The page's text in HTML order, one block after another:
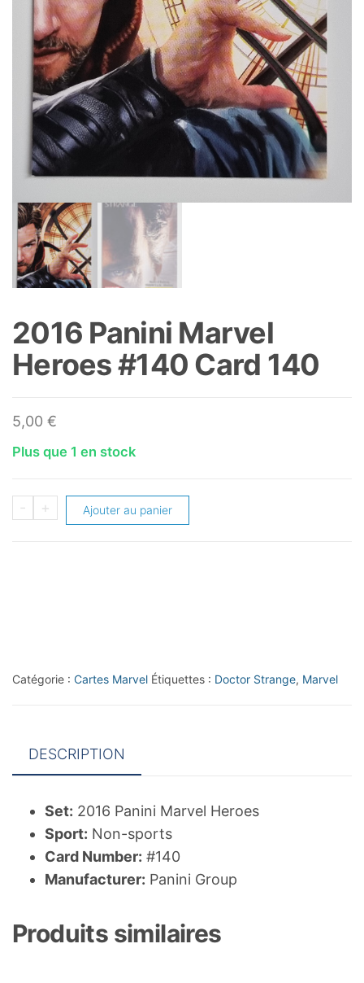
2016 Panini Marvel
Heroes #140 Card 140
5,00 €
Plus que 1 en stock
-
quantité
140
+ Ajouter au panier
Catégorie : Cartes Marvel Étiquettes : Doctor Strange, Marvel
DESCRIPTION
Set: 2016 Panini Marvel Heroes
Sport: Non-sports
Card Number: #140
Manufacturer: Panini Group
Produits similaires